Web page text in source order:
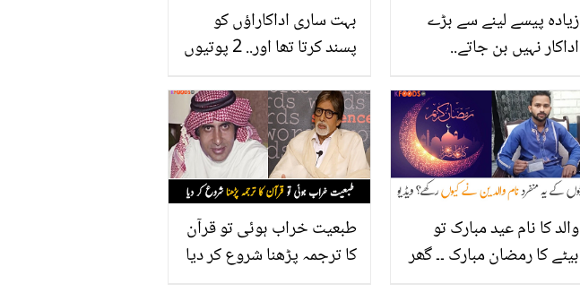
بہت ساری اداکاراؤں کو
پسند کرتا تھا اور.. 2 پوتیوں
سبزواری کے نجی زندگی
سے متعلق انکشافات
زیادہ پیسے لینے سے بڑے
اداکار نہیں بن جاتے..
تنقید کا ہمایوں سعید نے کیا
منہ توڑ جواب دیا؟
طبعیت خراب ہوئی تو قرآن
کا ترجمہ پڑھنا شروع کر دیا
والد کا نام عید مبارک تو
بیٹے کا رمضان مبارک ۔۔ گھر